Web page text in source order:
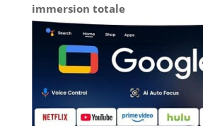
immersion totale